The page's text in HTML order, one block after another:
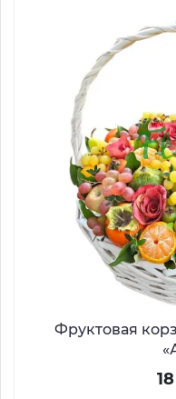
Фруктовая